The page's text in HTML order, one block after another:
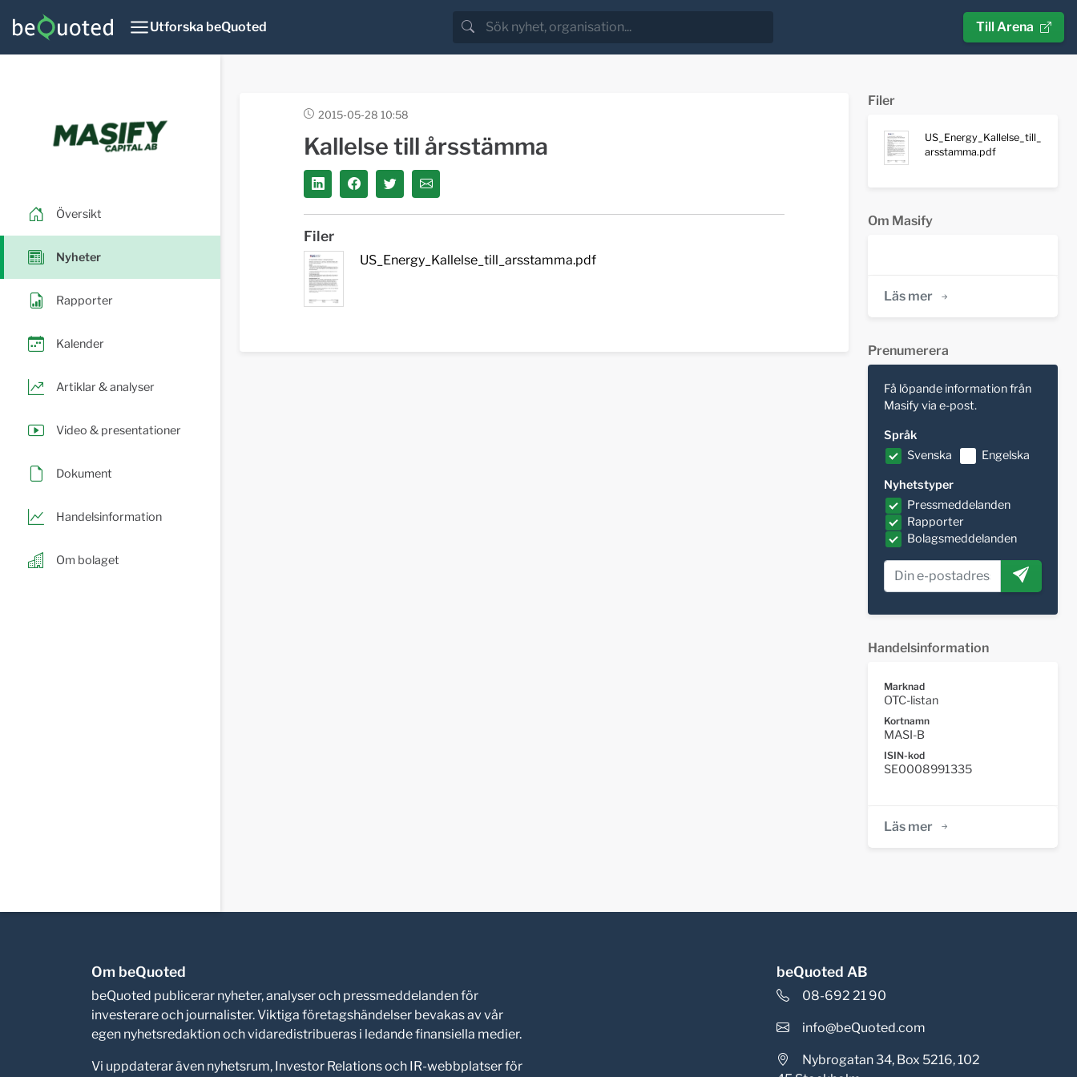
Utforska beQuoted Till Arena
Översikt
Nyheter
Rapporter
Kalender
Artiklar & analyser
Video & presentationer
Dokument
Handelsinformation
Om bolaget
2015-05-28 10:58
Kallelse till årsstämma
Filer
US_Energy_Kallelse_till_arsstamma.pdf
Filer
US_Energy_Kallelse_till_
arsstamma.pdf
Om Masify
Läs mer
Prenumerera
Få löpande information från
Masify via e-post.
Språk
Svenska
Engelska
Nyhetstyper
Pressmeddelanden
Rapporter
Bolagsmeddelanden
Handelsinformation
Marknad
OTC-listan
Kortnamn
MASI-B
ISIN-kod
SE0008991335
Läs mer
Om beQuoted
beQuoted publicerar nyheter, analyser och pressmeddelanden för
investerare och journalister. Viktiga företagshändelser bevakas av vår
egen nyhetsredaktion och vidaredistribueras i ledande finansiella medier.
Vi uppdaterar även nyhetsrum, Investor Relations och IR-webbplatser för
beQuoted AB
08-692 21 90
info@beQuoted.com
Nybrogatan 34, Box 5216, 102